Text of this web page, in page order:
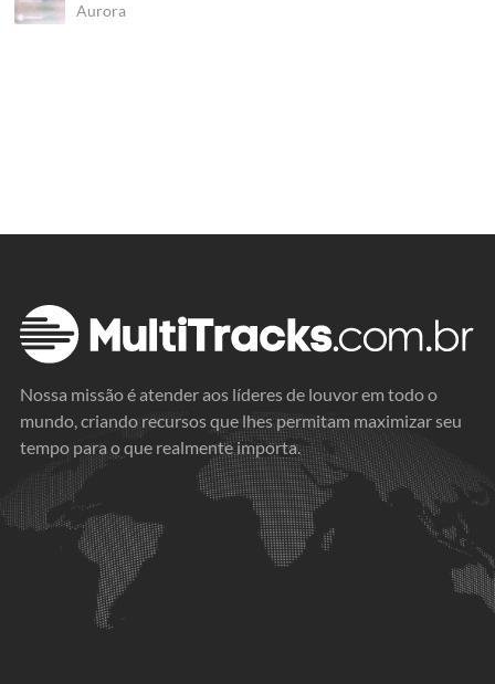
Aurora
Nossa missão é atender aos líderes de louvor em todo o
mundo, criando recursos que lhes permitam maximizar seu
tempo para o que realmente importa.